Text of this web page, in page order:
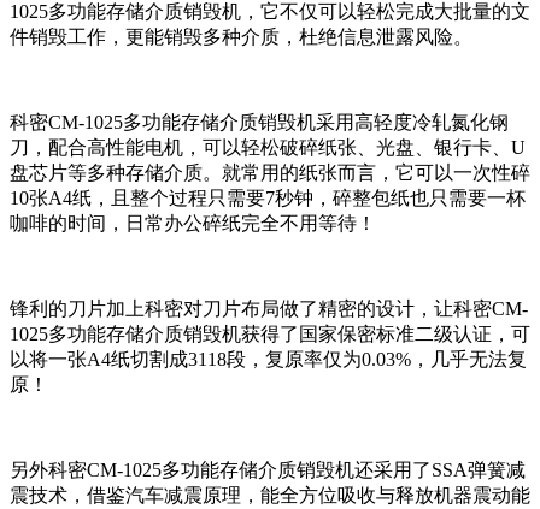
1025多功能存储介质销毁机，它不仅可以轻松完成大批量的文
件销毁工作，更能销毁多种介质，杜绝信息泄露风险。
科密CM-1025多功能存储介质销毁机采用高轻度冷轧氮化钢
刀，配合高性能电机，可以轻松破碎纸张、光盘、银行卡、U
盘芯片等多种存储介质。就常用的纸张而言，它可以一次性碎
10张A4纸，且整个过程只需要7秒钟，碎整包纸也只需要一杯
咖啡的时间，日常办公碎纸完全不用等待！
锋利的刀片加上科密对刀片布局做了精密的设计，让科密CM-
1025多功能存储介质销毁机获得了国家保密标准二级认证，可
以将一张A4纸切割成3118段，复原率仅为0.03%，几乎无法复
原！
另外科密CM-1025多功能存储介质销毁机还采用了SSA弹簧减
震技术，借鉴汽车减震原理，能全方位吸收与释放机器震动能